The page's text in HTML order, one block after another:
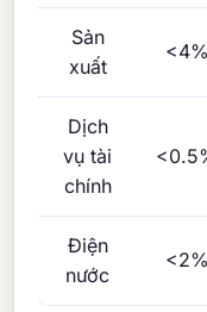
Sản
xuất
<4%
Dịch
vụ tài
chính
Điện
nước
<2%